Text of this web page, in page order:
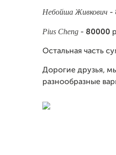
Небойша Живкович -
Pius Cheng - 80000
Остальная часть
Дорогие друзья,
разнообразные